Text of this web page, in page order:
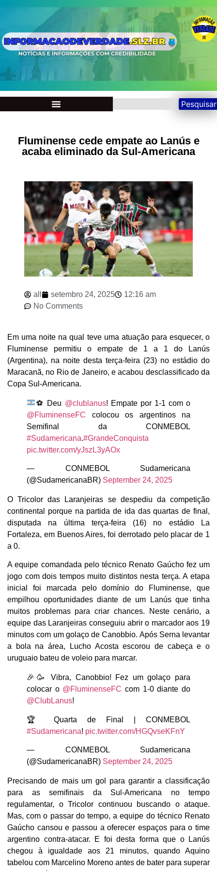
Pesquisar
Fluminense cede empate ao Lanús e
acaba eliminado da Sul-Americana
all setembro 24, 2025
12:16 am
No Comments
Em uma noite na qual teve uma atuação para esquecer, o
Fluminense permitiu o empate de 1 a 1 do Lanús
(Argentina), na noite desta terça-feira (23) no estádio do
Maracanã, no Rio de Janeiro, e acabou desclassificado da
Copa Sul-Americana.
⚽ Deu @clublanus! Empate por 1-1 com o
@FluminenseFC colocou os argentinos na
Semifinal da CONMEBOL
#Sudamericana.#GrandeConquista
pic.twitter.com/yJszL3yAOx
— CONMEBOL Sudamericana
(@SudamericanaBR) September 24, 2025
O Tricolor das Laranjeiras se despediu da competição
continental porque na partida de ida das quartas de final,
disputada na última terça-feira (16) no estádio La
Fortaleza, em Buenos Aires, foi derrotado pelo placar de 1
a 0.
A equipe comandada pelo técnico Renato Gaúcho fez um
jogo com dois tempos muito distintos nesta terça. A etapa
inicial foi marcada pelo domínio do Fluminense, que
empilhou oportunidades diante de um Lanús que tinha
muitos problemas para criar chances. Neste cenário, a
equipe das Laranjeiras conseguiu abrir o marcador aos 19
minutos com um golaço de Canobbio. Após Serna levantar
a bola na área, Lucho Acosta escorou de cabeça e o
uruguaio bateu de voleio para marcar.
🎉🥳 Vibra, Canobbio! Fez um golaço para
colocar o @FluminenseFC com 1-0 diante do
@ClubLanus!
🏆 Quarta de Final | CONMEBOL
#Sudamericana! pic.twitter.com/HGQvseKFnY
— CONMEBOL Sudamericana
(@SudamericanaBR) September 24, 2025
Precisando de mais um gol para garantir a classificação
para as semifinais da Sul-Americana no tempo
regulamentar, o Tricolor continuou buscando o ataque.
Mas, com o passar do tempo, a equipe do técnico Renato
Gaúcho cansou e passou a oferecer espaços para o time
argentino contra-atacar. E foi desta forma que o Lanús
chegou à igualdade aos 21 minutos, quando Aquino
tabelou com Marcelino Moreno antes de bater para superar